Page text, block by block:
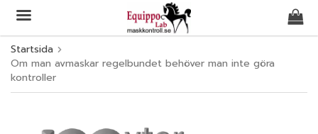
Produkten har blivit tillagd i varukorgen
Startsida
Om man avmaskar regelbundet behöver man inte göra
kontroller